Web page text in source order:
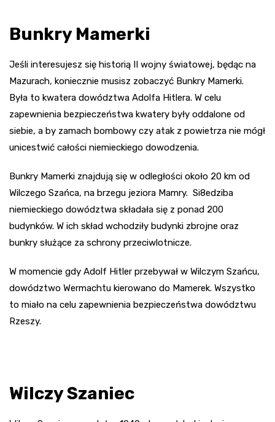
Bunkry Mamerki
Jeśli interesujesz się historią II wojny światowej, będąc na
Mazurach, koniecznie musisz zobaczyć Bunkry Mamerki.
Była to kwatera dowództwa Adolfa Hitlera. W celu
zapewnienia bezpieczeństwa kwatery były oddalone od
siebie, a by zamach bombowy czy atak z powietrza nie mógł
unicestwić całości niemieckiego dowodzenia.
Bunkry Mamerki znajdują się w odległości około 20 km od
Wilczego Szańca, na brzegu jeziora Mamry. Si8edziba
niemieckiego dowództwa składała się z ponad 200
budynków. W ich skład wchodziły budynki zbrojne oraz
bunkry służące za schrony przeciwlotnicze.
W momencie gdy Adolf Hitler przebywał w Wilczym Szańcu,
dowództwo Wermachtu kierowano do Mamerek. Wszystko
to miało na celu zapewnienia bezpieczeństwa dowództwu
Rzeszy.
Wilczy Szaniec